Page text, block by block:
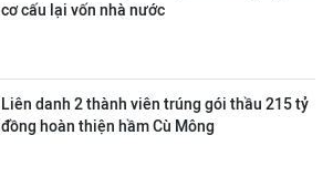
cơ cấu lại vốn nhà nước
Liên danh 2 thành viên trúng gói thầu 215 tỷ
đồng hoàn thiện hầm Cù Mông